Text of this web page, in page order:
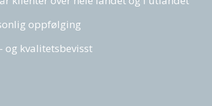
oppfølging
og kvalitetsbevisst